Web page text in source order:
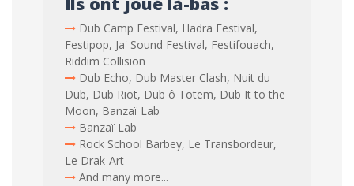
Dub Camp Festival, Hadra Festival,
Festipop, Ja' Sound Festival, Festifouach,
Riddim Collision
Dub Echo, Dub Master Clash, Nuit du
Dub, Dub Riot, Dub ô Totem, Dub It to the
Moon, Banzaï Lab
Banzaï Lab
Rock School Barbey, Le Transbordeur,
Le Drak-Art
And many more...